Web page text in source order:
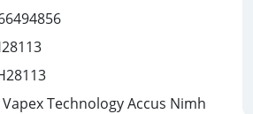
Vapex Technology Accus Nimh